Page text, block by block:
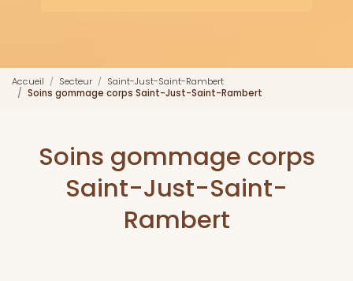
Accueil Secteur
Saint-Just-Saint-Rambert
Soins gommage corps Saint-Just-Saint-Rambert
Soins gommage corps
Saint-Just-Saint-
Rambert